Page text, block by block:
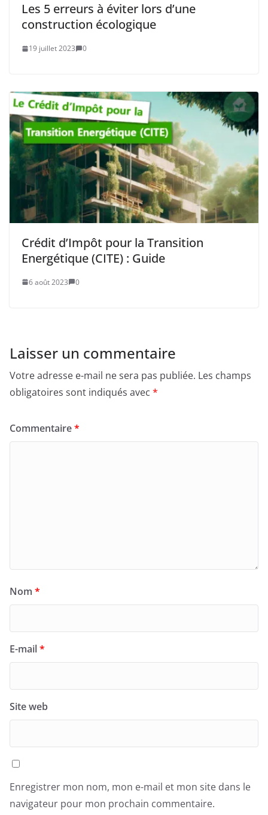
Les 5 erreurs à éviter lors d’une
construction écologique
19 juillet 2023 0
Crédit d’Impôt pour la Transition
Energétique (CITE) : Guide
6 août 2023 0
Laisser un commentaire
Votre adresse e-mail ne sera pas publiée. Les champs
obligatoires sont indiqués avec *
Commentaire*
Nom *
E-mail*
Site web
Enregistrer mon nom, mon e-mail et mon site dans le
navigateur pour mon prochain commentaire.